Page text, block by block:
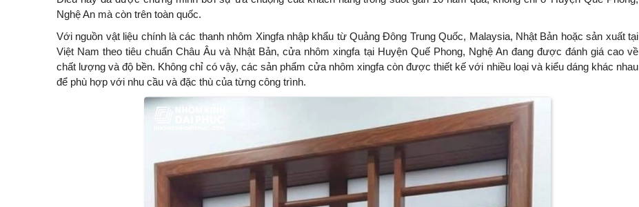
Nghệ An mà còn trên toàn quốc.
Với nguồn vật liệu chính là các thanh nhôm Xingfa nhập khẩu từ Quảng Đông Trung Quốc, Malaysia, Nhật Bản hoặc sản xuất tại
Việt Nam theo tiêu chuẩn Châu Âu và Nhật Bản, cửa nhôm xingfa tại Huyện Quế Phong, Nghệ An đang được đánh giá cao về
chất lượng và độ bền. Không chỉ có vậy, các sản phẩm cửa nhôm xingfa còn được thiết kế với nhiều loại và kiểu dáng khác nhau
để phù hợp với nhu cầu và đặc thù của từng công trình.